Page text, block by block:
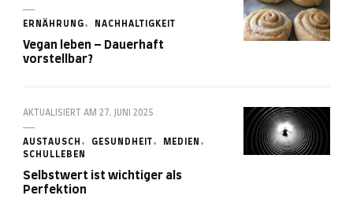
ERNÄHRUNG NACHHALTIGKEIT
Vegan leben – Dauerhaft
vorstellbar?
AKTUALISIERT AM 27. JUNI 2025
AUSTAUSCH GESUNDHEIT
MEDIEN
SCHULLEBEN
Selbstwert ist wichtiger als
Perfektion